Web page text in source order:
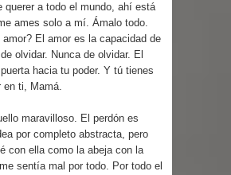
a todo el mundo, ahí está
ames solo a mí. Ámalo todo.
El amor es la capacidad de
olvidar. Nunca de olvidar. El
hacia tu poder. Y tú tienes
en ti, Mamá.
maravilloso. El perdón es
por completo abstracta, pero
con ella como la abeja con la
sentía mal por todo. Por todo el